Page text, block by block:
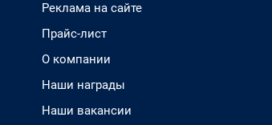
Реклама на сайте
Прайс-лист
О компании
Наши награды
Наши вакансии